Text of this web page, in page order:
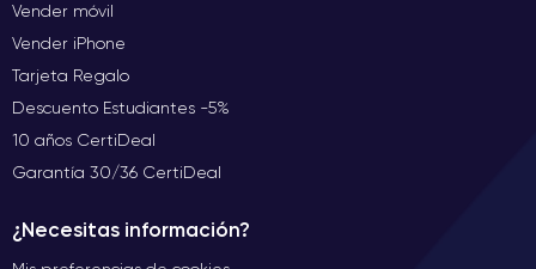
Vender móvil
Vender iPhone
Tarjeta Regalo
Descuento Estudiantes -5%
10 años CertiDeal
Garantía 30/36 CertiDeal
¿Necesitas información?